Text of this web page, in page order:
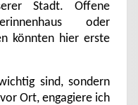
Stadt. Offene
oder
könnten hier erste
sind, sondern
Ort, engagiere ich